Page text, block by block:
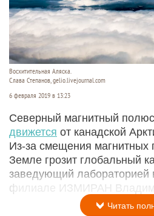
Восхитительная Аляска.
Слава Степанов, gelio.livejournal.com
6 февраля 2019 в 13:23
Северный магнитный
движется от канадской
Из-за смещения магнитных
Земле грозит глобальный
заведующий лабораторией
филиале ИЗМИРАН
Читать